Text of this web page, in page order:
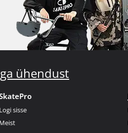
ühendust
Logi sisse
Meist